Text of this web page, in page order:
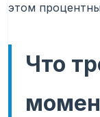
этом
Что